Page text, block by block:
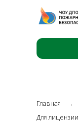
Главная
Для
→